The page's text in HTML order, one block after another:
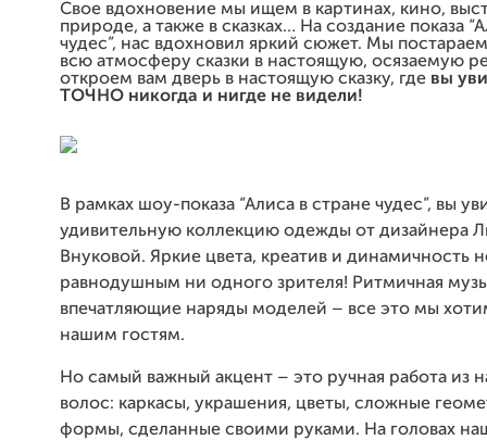
Свое вдохновение мы ищем в картинах, кино,
природе, а также в сказках… На создание показа
чудес”, нас вдохновил яркий сюжет. Мы
всю атмосферу сказки в настоящую, осязаемую
откроем вам дверь в настоящую сказку, где вы
ТОЧНО никогда и нигде не видели!
В рамках шоу-показа “Алиса в стране чудес”, вы
удивительную коллекцию одежды от дизайнера
Внуковой. Яркие цвета, креатив и динамичность
равнодушным ни одного зрителя! Ритмичная
впечатляющие наряды моделей – все это мы
нашим гостям.
Но самый важный акцент – это ручная работа из
волос: каркасы, украшения, цветы, сложные
формы, сделанные своими руками. На головах